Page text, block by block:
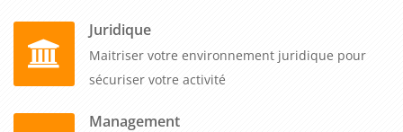
Juridique
Maitriser votre environnement juridique pour
sécuriser votre activité
Management